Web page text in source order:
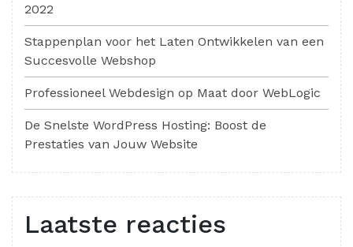
2022
Stappenplan voor het Laten Ontwikkelen van een
Succesvolle Webshop
Professioneel Webdesign op Maat door WebLogic
De Snelste WordPress Hosting: Boost de
Prestaties van Jouw Website
Laatste reacties